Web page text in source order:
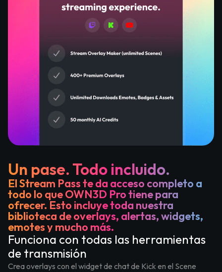
Un pase. Todo incluido.
El Stream Pass te da acceso completo a
todo lo que OWN3D Pro tiene para
ofrecer. Esto incluye toda nuestra
biblioteca de overlays, alertas, widgets,
emotes y mucho más.
Funciona con todas las herramientas
de transmisión
Crea overlays con el widget de chat de Kick en el Scene